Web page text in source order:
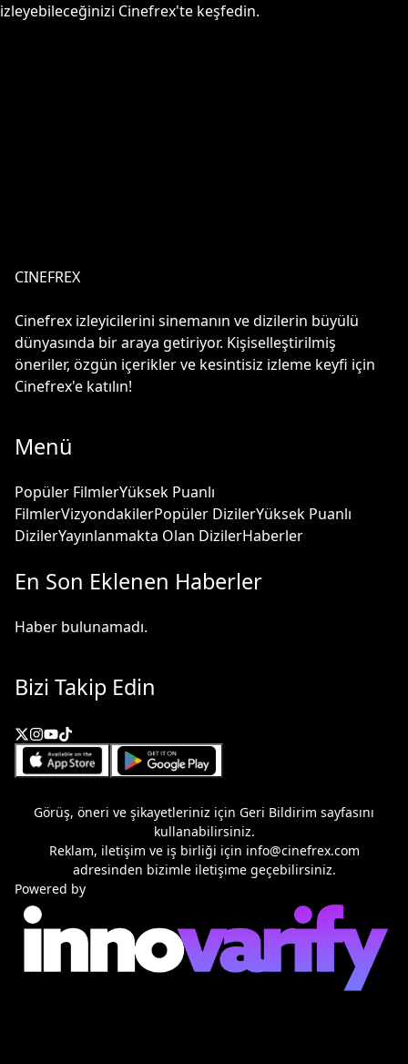
izleyebileceğinizi Cinefrex'te keşfedin.
CINEFREX
Cinefrex izleyicilerini sinemanın ve dizilerin büyülü
dünyasında bir araya getiriyor. Kişiselleştirilmiş
öneriler, özgün içerikler ve kesintisiz izleme keyfi için
Cinefrex'e katılın!
Menü
Popüler FilmlerYüksek Puanlı
FilmlerVizyondakilerPopüler DizilerYüksek Puanlı
DizilerYayınlanmakta Olan DizilerHaberler
En Son Eklenen Haberler
Haber bulunamadı.
Bizi Takip Edin
Görüş, öneri ve şikayetleriniz için Geri Bildirim sayfasını
kullanabilirsiniz.
Reklam, iletişim ve iş birliği için info@cinefrex.com
adresinden bizimle iletişime geçebilirsiniz.
Powered by